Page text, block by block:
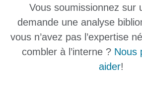
Vous soumissionnez sur
demande une analyse
vous n’avez pas l’expertise
combler à l’interne ? Nous
aider!